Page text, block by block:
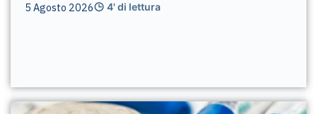
5 Agosto 2026 4' di lettura